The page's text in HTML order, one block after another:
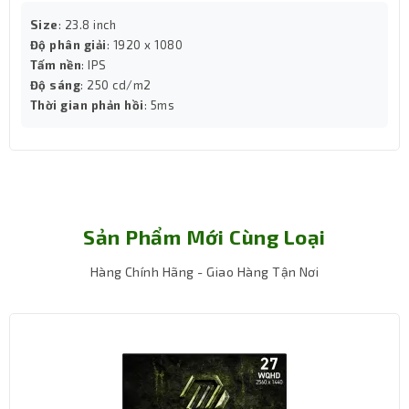
ASUS trang bị cho màn hình VY279HGR các công nghệ
bảo vệ mắt như Flicker-Free và Low Blue Light. Những
Size: 23.8 inch
Độ phân giải: 1920 x 1080
Tấm nền: IPS
Độ sáng: 250 cd/m2
Thời gian phản hồi: 5ms
Sản Phẩm Mới Cùng Loại
Hàng Chính Hãng - Giao Hàng Tận Nơi